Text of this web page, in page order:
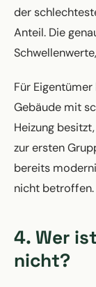
der
Anteil. Die
Für
Gebäude mit
Heizung
zur ersten
bereits
nicht betroffen.
4. Wer
nicht?